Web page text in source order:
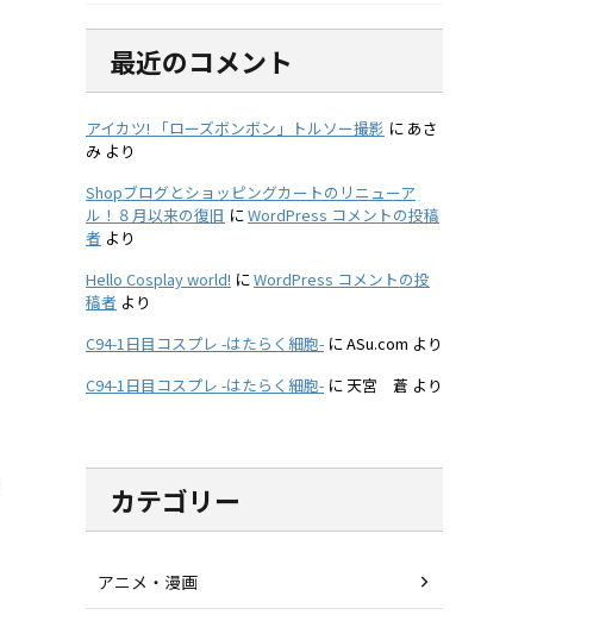
最近のコメント
アイカツ! 「ローズボンボン」トルソー撮影 に あさ
み より
Shopブログとショッピングカートのリニューア
ル！８月以来の復旧 にWordPress コメントの投稿
者 より
Hello Cosplay world! にWordPress コメントの投
稿者 より
C94-1日目コスプレ -はたらく細胞- にASu.com より
C94-1日目コスプレ -はたらく細胞- に 天宮 蒼 より
カテゴリー
アニメ・漫画